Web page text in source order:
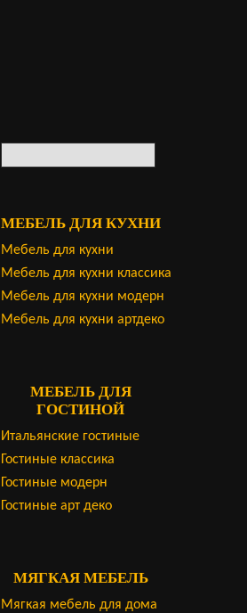
МЕБЕЛЬ ДЛЯ КУХНИ
Мебель для кухни
Мебель для кухни классика
Мебель для кухни модерн
Мебель для кухни артдеко
МЕБЕЛЬ ДЛЯ
ГОСТИНОЙ
Итальянские гостиные
Гостиные классика
Гостиные модерн
Гостиные арт деко
МЯГКАЯ МЕБЕЛЬ
Мягкая мебель для дома